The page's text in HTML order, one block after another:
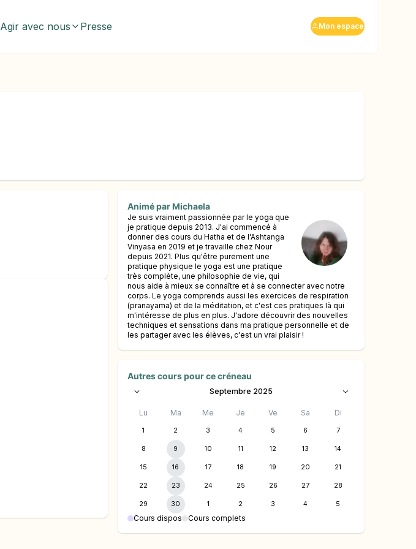
Agir avec nous Presse Mon espace
Animé par Michaela
Je suis vraiment passionnée par le yoga que
je pratique depuis 2013. J'ai commencé à
donner des cours du Hatha et de l'Ashtanga
Vinyasa en 2019 et je travaille chez Nour
depuis 2021. Plus qu'être purement une
pratique physique le yoga est une pratique
très complète, une philosophie de vie, qui
nous aide à mieux se connaître et à se connecter avec notre
corps. Le yoga comprends aussi les exercices de respiration
(pranayama) et de la méditation, et c'est ces pratiques là qui
m'intéresse de plus en plus. J'adore découvrir des nouvelles
techniques et sensations dans ma pratique personnelle et de
les partager avec les élèves, c'est un vrai plaisir !
Autres cours pour ce créneau
Septembre 2025
Lu Ma Me Je Ve Sa Di
1 2 3 4 5 6 7
8 9 10 11 12 13 14
15 16 17 18 19 20 21
22 23 24 25 26 27 28
29 30 1 2 3 4 5
Cours dispos Cours complets